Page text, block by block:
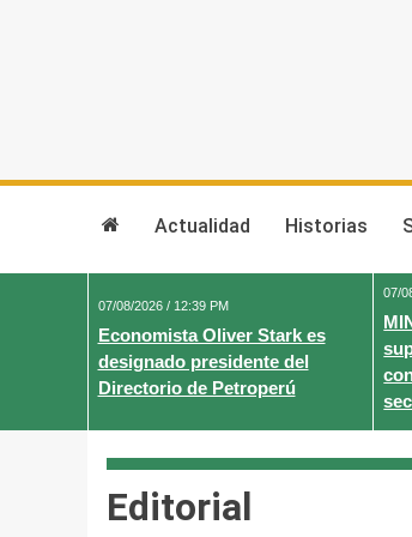
Actualidad Historias
07/08/2026 / 12:39 PM
Economista Oliver Stark es
designado presidente del
Directorio de Petroperú
07/
Editorial